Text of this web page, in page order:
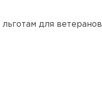
для ветеранов